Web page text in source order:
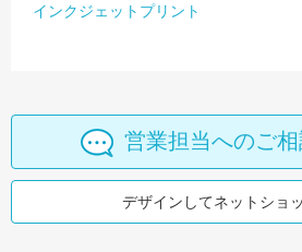
インクジェットプリント
営業担当へのご
デザインしてネットショ